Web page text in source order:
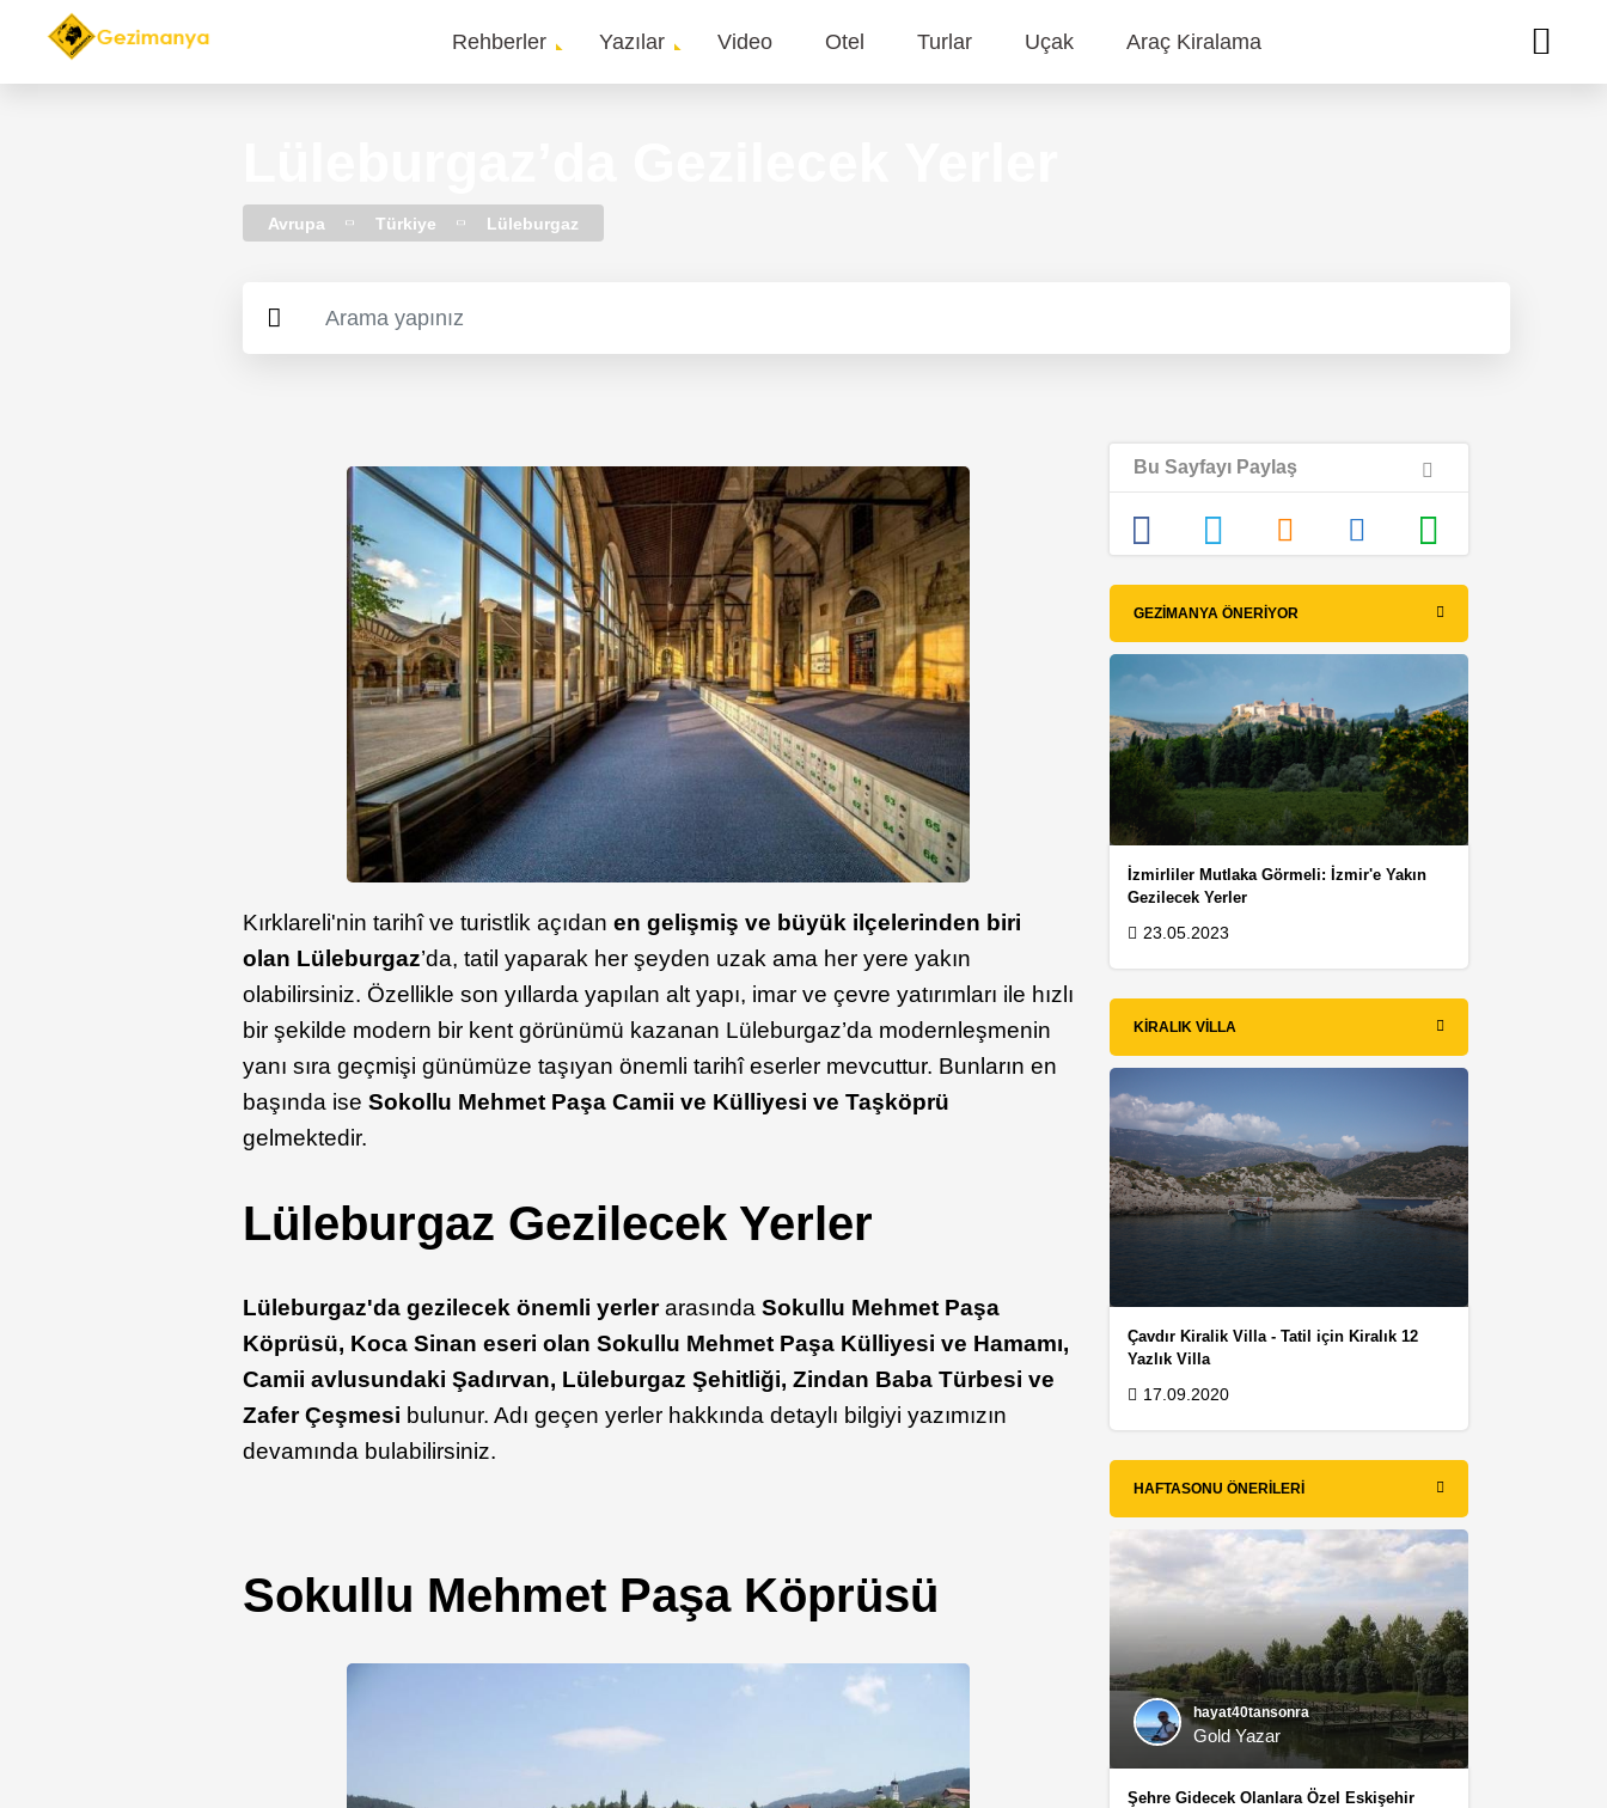
Main
Rehberler Yazılar Video Otel Turlar Uçak Araç Kiralama
Avrupa Türkiye Lüleburgaz
Kırklareli'nin tarihî ve turistlik açıdanen gelişmiş ve büyük ilçelerinden biri
olan Lüleburgaz’da, tatil yaparak her şeyden uzak ama her yere yakın
olabilirsiniz. Özellikle son yıllarda yapılan alt yapı, imar ve çevre yatırımları ile hızlı
bir şekilde modern bir kent görünümü kazanan Lüleburgaz’da modernleşmenin
yanı sıra geçmişi günümüze taşıyan önemli tarihî eserler mevcuttur. Bunların en
başında iseSokollu Mehmet Paşa Camii ve Külliyesi ve Taşköprü
gelmektedir.
Lüleburgaz Gezilecek Yerler
Lüleburgaz'da gezilecek önemli yerlerarasındaSokullu Mehmet Paşa
Köprüsü, Koca Sinan eseri olan Sokullu Mehmet Paşa Külliyesi ve Hamamı,
Camii avlusundaki Şadırvan, Lüleburgaz Şehitliği, Zindan Baba Türbesi ve
Zafer Çeşmesi bulunur. Adı geçen yerler hakkında detaylı bilgiyi yazımızın
devamında bulabilirsiniz.
Sokullu Mehmet Paşa Köprüsü
Bu Sayfayı Paylaş
GEZIMANYA ÖNERIYOR
İzmirliler Mutlaka Görmeli: İzmir'e Yakın
Gezilecek Yerler
23.05.2023
KIRALIK VILLA
Çavdır Kiralik Villa - Tatil için Kiralık 12
Yazlık Villa
17.09.2020
HAFTASONU ÖNERILERI
hayat40tansonra
Gold Yazar
Şehre Gidecek Olanlara Özel Eskişehir